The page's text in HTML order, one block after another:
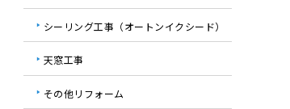
シーリング工事（オートンイクシード）
天窓工事
その他リフォーム